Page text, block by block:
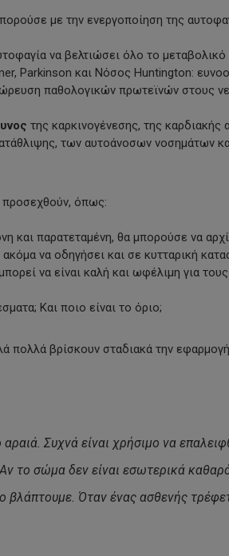
με την ενεργοποίηση της
να βελτιώσει όλο το
Parkinson και Νόσος Huntington:
παθολογικών πρωτεϊνών στους
της καρκινογένεσης, της καρδιακής
των αυτοάνοσων νοσημάτων
προσεχθούν, όπως:
και παρατεταμένη, θα μπορούσε να
να οδηγήσει και σε κυτταρική
να είναι καλή και ωφέλιμη για
Και ποιο είναι το όριο;
πολλά βρίσκουν σταδιακά την εφαρμογή
Συχνά είναι χρήσιμο να
το σώμα δεν είναι εσωτερικά
βλάπτουμε. Όταν ένας ασθενής